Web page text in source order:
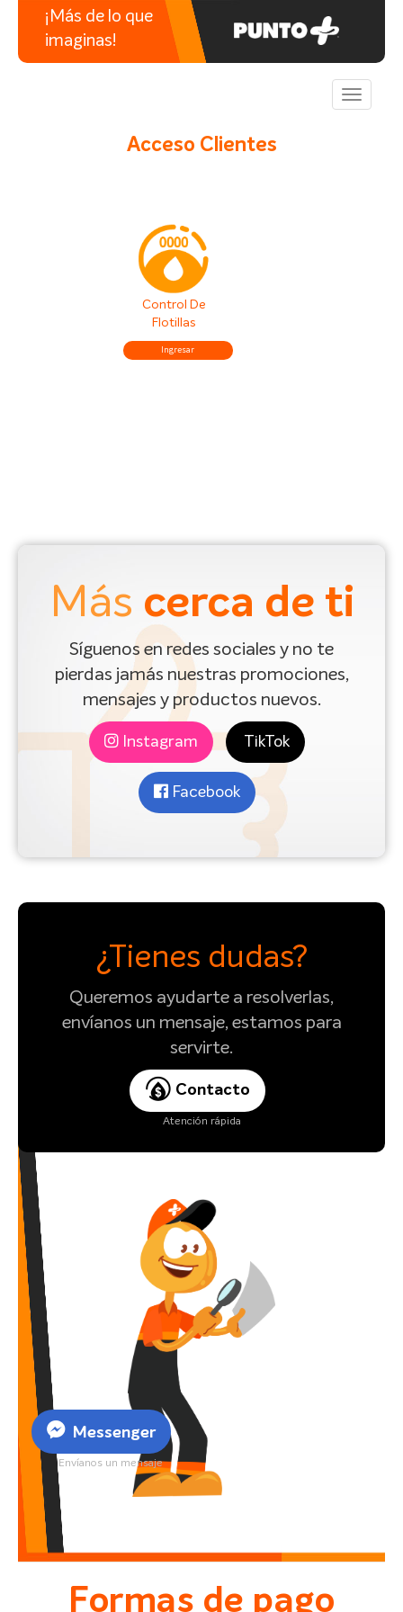
¡Más de lo que
imaginas!
Toggle
Acceso Clientes
Control De
Flotillas
Ingresar
Más cerca de ti
Síguenos en redes sociales y no te
pierdas jamás nuestras promociones,
mensajes y productos nuevos.
Instagram TikTok
Facebook
¿Tienes dudas?
Queremos ayudarte a resolverlas,
envíanos un mensaje, estamos para
servirte.
Contacto
Atención rápida
Messenger
Envíanos un mensaje
Formas de pago